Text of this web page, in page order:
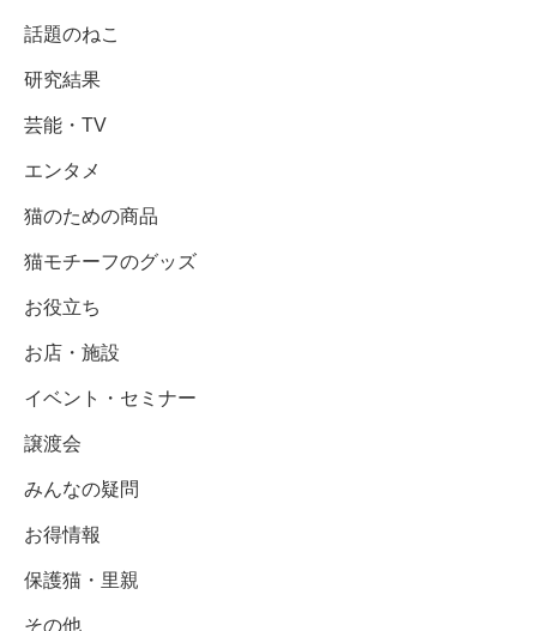
話題のねこ
研究結果
芸能・TV
エンタメ
猫のための商品
猫モチーフのグッズ
お役立ち
お店・施設
イベント・セミナー
譲渡会
みんなの疑問
お得情報
保護猫・里親
その他